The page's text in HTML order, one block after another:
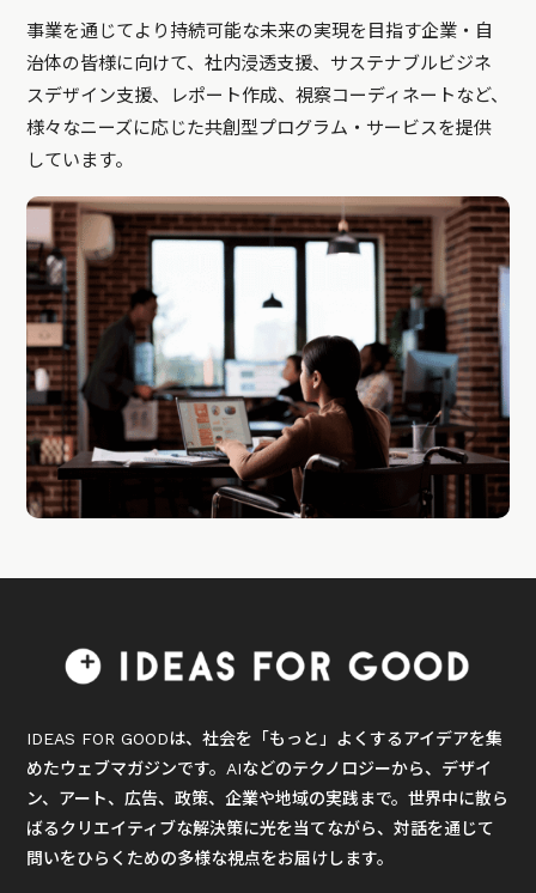
事業を通じてより持続可能な未来の実現を目指す企業・自
治体の皆様に向けて、社内浸透支援、サステナブルビジネ
スデザイン支援、レポート作成、視察コーディネートなど、
様々なニーズに応じた共創型プログラム・サービスを提供
しています。
IDEAS FOR GOODは、社会を「もっと」よくするアイデアを集
めたウェブマガジンです。AIなどのテクノロジーから、デザイ
ン、アート、広告、政策、企業や地域の実践まで。世界中に散ら
ばるクリエイティブな解決策に光を当てながら、対話を通じて
問いをひらくための多様な視点をお届けします。